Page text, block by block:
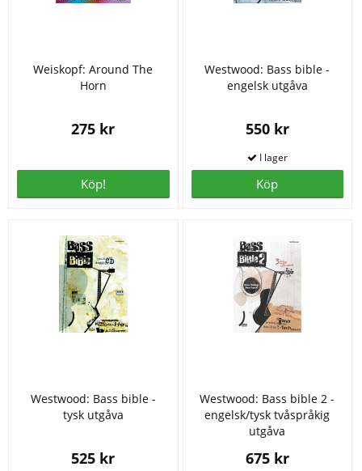
Weiskopf: Around The
Horn
275 kr
Köp!
Westwood: Bass bible -
engelsk utgåva
550 kr
Köp
Westwood: Bass bible -
tysk utgåva
525 kr
Westwood: Bass bible 2 -
engelsk/tysk tvåspråkig
utgåva
675 kr